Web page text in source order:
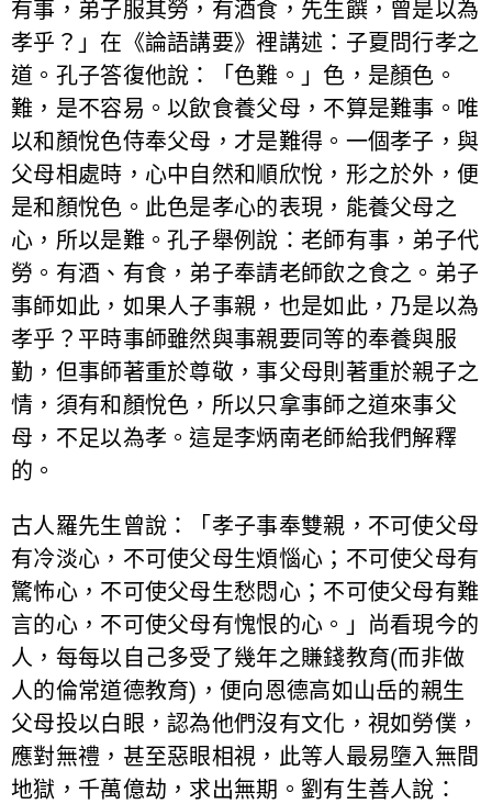
有事，弟子服其勞，有酒食，先生饌，曾是以為
孝乎？」在《論語講要》裡講述：子夏問行孝之
道。孔子答復他說：「色難。」色，是顏色。
難，是不容易。以飲食養父母，不算是難事。唯
以和顏悅色侍奉父母，才是難得。一個孝子，與
父母相處時，心中自然和順欣悅，形之於外，便
是和顏悅色。此色是孝心的表現，能養父母之
心，所以是難。孔子舉例說：老師有事，弟子代
勞。有酒、有食，弟子奉請老師飲之食之。弟子
事師如此，如果人子事親，也是如此，乃是以為
孝乎？平時事師雖然與事親要同等的奉養與服
勤，但事師著重於尊敬，事父母則著重於親子之
情，須有和顏悅色，所以只拿事師之道來事父
母，不足以為孝。這是李炳南老師給我們解釋
的。
古人羅先生曾說：「孝子事奉雙親，不可使父母
有冷淡心，不可使父母生煩惱心；不可使父母有
驚怖心，不可使父母生愁悶心；不可使父母有難
言的心，不可使父母有愧恨的心。」尚看現今的
人，每每以自己多受了幾年之賺錢教育(而非做
人的倫常道德教育)，便向恩德高如山岳的親生
父母投以白眼，認為他們沒有文化，視如勞僕，
應對無禮，甚至惡眼相視，此等人最易墮入無間
地獄，千萬億劫，求出無期。劉有生善人說：